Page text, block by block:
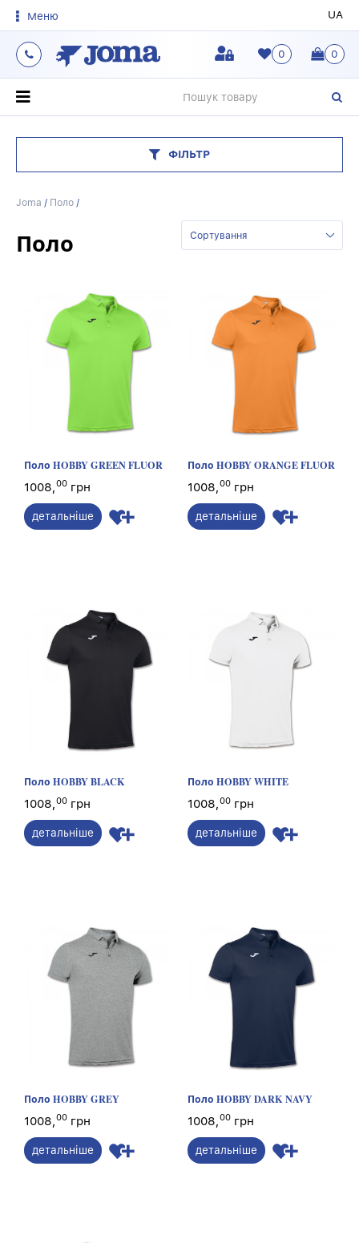
Меню UA
0
0
ФІЛЬТР
Joma / Поло /
Поло Сортування
Поло HOBBY GREEN FLUOR
1008,00 грн
детальніше
Поло HOBBY ORANGE FLUOR
1008,00 грн
детальніше
Поло HOBBY BLACK
1008,00 грн
детальніше
Поло HOBBY WHITE
1008,00 грн
детальніше
Поло HOBBY GREY
1008,00 грн
детальніше
Поло HOBBY DARK NAVY
1008,00 грн
детальніше